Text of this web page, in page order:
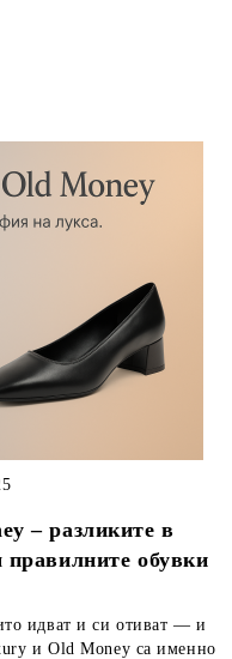
– разликите в
правилните обувки
идват и си отиват — и
и Old Money са именно